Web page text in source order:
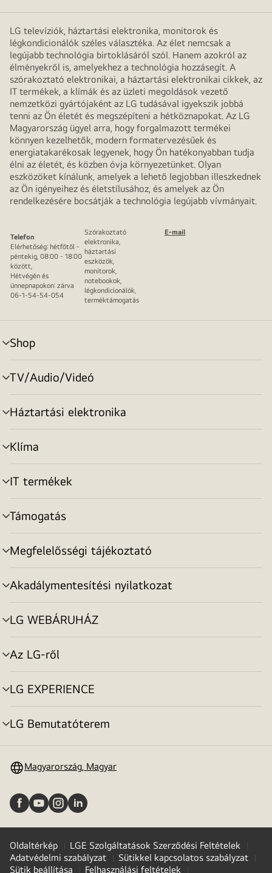
LG televíziók, háztartási elektronika, monitorok és
légkondicionálók széles választéka. Az élet nemcsak a
legújabb technológia birtoklásáról szól. Hanem azokról az
élményekről is, amelyekhez a technológia hozzásegít. A
szórakoztató elektronikai, a háztartási elektronikai cikkek, az
IT termékek, a klímák és az üzleti megoldások vezető
nemzetközi gyártójaként az LG tudásával igyekszik jobbá
tenni az Ön életét és megszépíteni a hétköznapokat. Az LG
Magyarország ügyel arra, hogy forgalmazott termékei
könnyen kezelhetők, modern formatervezésűek és
energiatakarékosak legyenek, hogy Ön hatékonyabban tudja
élni az életét, és közben óvja környezetünket. Olyan
eszközöket kínálunk, amelyek a lehető legjobban illeszkednek
az Ön igényeihez és életstílusához, és amelyek az Ön
rendelkezésére bocsátják a technológia legújabb vívmányait.
Telefon
Elérhetőség: hétfőtől -
péntekig, 08:00 - 18:00
között,
Hétvégén és
ünnepnapokon: zárva
06-1-54-54-054
Szórakoztató
elektronika,
háztartási
eszközök,
monitorok,
notebookok,
légkondicionálók,
terméktámogatás
E-mail
Shop
menu
toggle
TV/Audio/Videó
menu
toggle
Háztartási elektronika
menu
toggle
Klíma
menu
toggle
IT termékek
menu
toggle
Támogatás
menu
toggle
Megfelelősségi tájékoztató
menu
toggle
Akadálymentesítési nyilatkozat
menu
toggle
LG WEBÁRUHÁZ
menu
toggle
Az LG-ről
menu
toggle
LG EXPERIENCE
menu
toggle
LG Bemutatóterem
menu
Magyarország, Magyar
Oldaltérkép
LGE Szolgáltatások Szerződési Feltételek
Adatvédelmi szabályzat
Sütikkel kapcsolatos szabályzat
Sütik beállítása
Felhasználási feltételek